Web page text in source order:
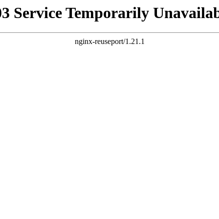
Service Temporarily
nginx-reuseport/1.21.1